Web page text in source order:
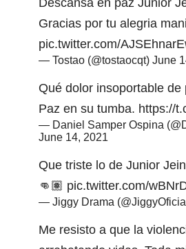
Gracias por tu alegria
pic.twitter.com/
— Tostao (@tostaocqt) June
Qué dolor insoportable de
Paz en su tumba. https://
— Daniel Samper Ospina
June 14, 2021
Que triste lo de Junior
👊🏽 pic.twitter.com/
— Jiggy Drama
Me resisto a que la